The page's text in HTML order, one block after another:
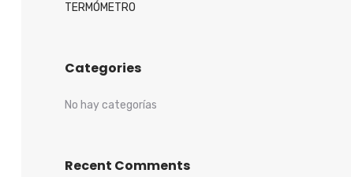
TERMÓMETRO
Categories
No hay categorías
Recent Comments